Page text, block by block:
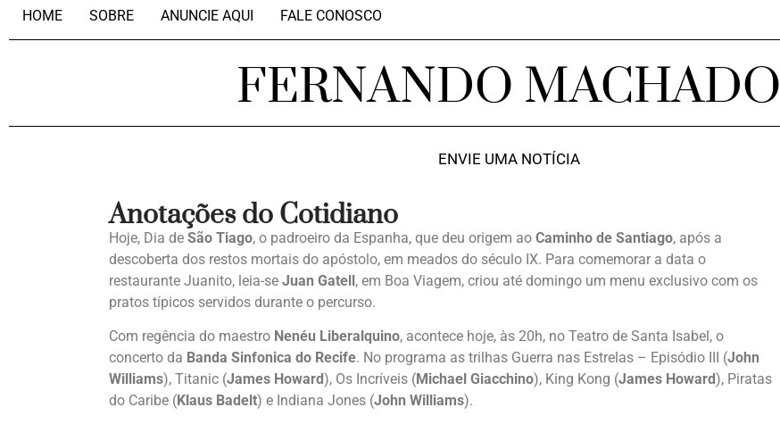
HOME SOBRE ANUNCIE AQUI FALE CONOSCO
FERNANDO MACHADO
ENVIE UMA NOTÍCIA
Anotações do Cotidiano
Hoje, Dia de São Tiago, o padroeiro da Espanha, que deu origem ao Caminho de Santiago, após a
descoberta dos restos mortais do apóstolo, em meados do século IX. Para comemorar a data o
restaurante Juanito, leia-se Juan Gatell, em Boa Viagem, criou até domingo um menu exclusivo com os
pratos típicos servidos durante o percurso.
Com regência do maestro Nenéu Liberalquino, acontece hoje, às 20h, no Teatro de Santa Isabel, o
concerto da Banda Sinfonica do Recife. No programa as trilhas Guerra nas Estrelas – Episódio III (John
Williams), Titanic (James Howard), Os Incríveis (Michael Giacchino), King Kong (James Howard), Piratas
do Caribe (Klaus Badelt) e Indiana Jones (John Williams).